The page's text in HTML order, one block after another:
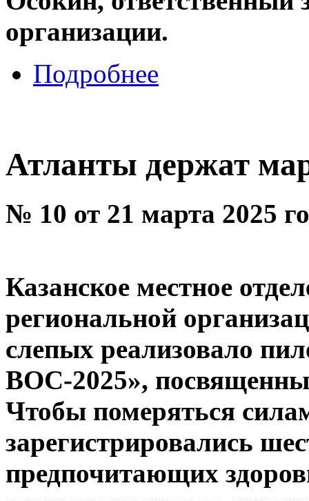
организации.
Подробнее
Атланты держат
№ 10 от 21 марта 2025
Казанское местное
региональной
слепых реализовало
ВОС-2025»,
Чтобы померяться
зарегистрировались
предпочитающих